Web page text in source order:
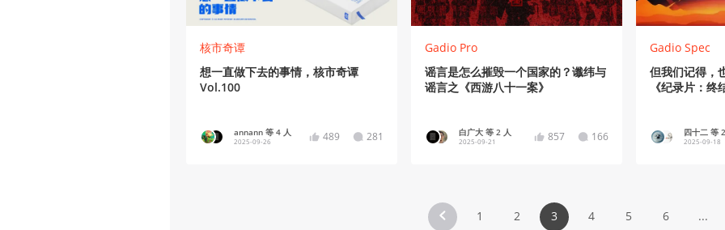
核市奇谭
想一直做下去的事情，核市奇谭
Vol.100
annann 等 4 人
2025-09-26 489 281
Gadio Pro
谣言是怎么摧毁一个国家的？谶纬与
谣言之《西游八十一案》
白广大 等 2 人
2025-09-21 857 166
Gadio Spec
但我们记得，
《纪录片：终
四十二 等
2025-09-18
1 2 3 4 5 6 ...